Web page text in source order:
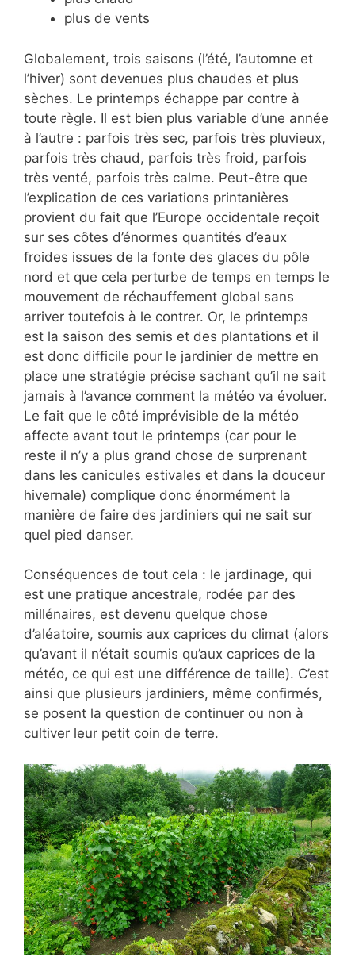
plus de vents
Globalement, trois saisons (l’été, l’automne et
l’hiver) sont devenues plus chaudes et plus
sèches. Le printemps échappe par contre à
toute règle. Il est bien plus variable d’une année
à l’autre : parfois très sec, parfois très pluvieux,
parfois très chaud, parfois très froid, parfois
très venté, parfois très calme. Peut-être que
l’explication de ces variations printanières
provient du fait que l’Europe occidentale reçoit
sur ses côtes d’énormes quantités d’eaux
froides issues de la fonte des glaces du pôle
nord et que cela perturbe de temps en temps le
mouvement de réchauffement global sans
arriver toutefois à le contrer. Or, le printemps
est la saison des semis et des plantations et il
est donc difficile pour le jardinier de mettre en
place une stratégie précise sachant qu’il ne sait
jamais à l’avance comment la météo va évoluer.
Le fait que le côté imprévisible de la météo
affecte avant tout le printemps (car pour le
reste il n’y a plus grand chose de surprenant
dans les canicules estivales et dans la douceur
hivernale) complique donc énormément la
manière de faire des jardiniers qui ne sait sur
quel pied danser.
Conséquences de tout cela : le jardinage, qui
est une pratique ancestrale, rodée par des
millénaires, est devenu quelque chose
d’aléatoire, soumis aux caprices du climat (alors
qu’avant il n’était soumis qu’aux caprices de la
météo, ce qui est une différence de taille). C’est
ainsi que plusieurs jardiniers, même confirmés,
se posent la question de continuer ou non à
cultiver leur petit coin de terre.